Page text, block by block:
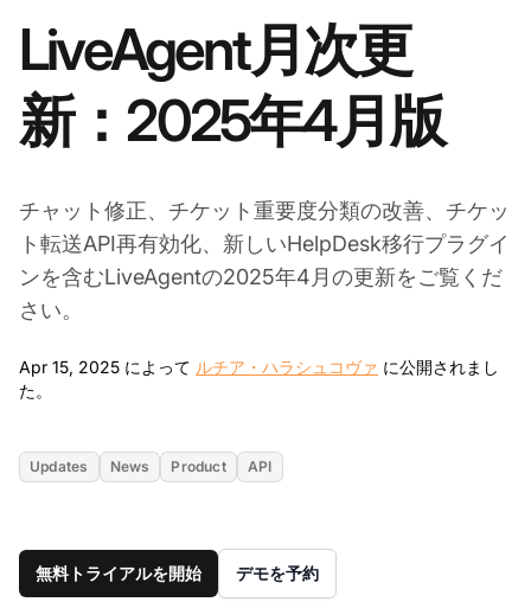
LiveAgent月次更
新：2025年4月版
チャット修正、チケット重要度分類の改善、チケッ
ト転送API再有効化、新しいHelpDesk移行プラグイ
ンを含むLiveAgentの2025年4月の更新をご覧くだ
さい。
Apr 15, 2025 によって ルチア・ハラシュコヴァ に公開されまし
た。
Updates News Product API
無料トライアルを開始 デモを予約